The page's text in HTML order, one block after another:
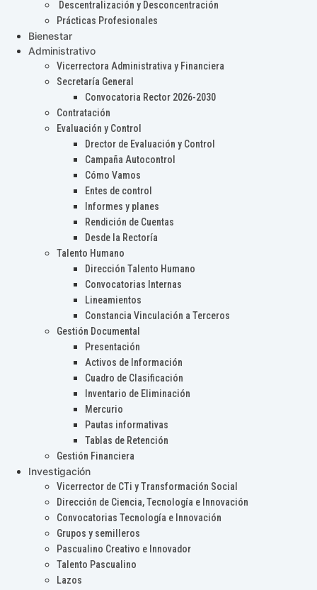
Descentralización y Desconcentración
Prácticas Profesionales
Bienestar
Administrativo
Vicerrectora Administrativa y Financiera
Secretaría General
Convocatoria Rector 2026-2030
Contratación
Evaluación y Control
Drector de Evaluación y Control
Campaña Autocontrol
Cómo Vamos
Entes de control
Informes y planes
Rendición de Cuentas
Desde la Rectoría
Talento Humano
Dirección Talento Humano
Convocatorias Internas
Lineamientos
Constancia Vinculación a Terceros
Gestión Documental
Presentación
Activos de Información
Cuadro de Clasificación
Inventario de Eliminación
Mercurio
Pautas informativas
Tablas de Retención
Gestión Financiera
Investigación
Vicerrector de CTi y Transformación Social
Dirección de Ciencia, Tecnología e Innovación
Convocatorias Tecnología e Innovación
Grupos y semilleros
Pascualino Creativo e Innovador
Talento Pascualino
Lazos